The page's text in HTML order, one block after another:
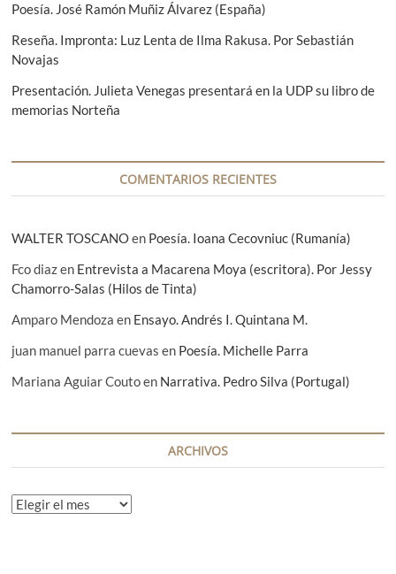
n
t
r
a
a
s
Poesía. José Ramón Muñiz Álvarez (España)
Reseña. Impronta: Luz Lenta de Ilma Rakusa. Por Sebastián
Novajas
Presentación. Julieta Venegas presentará en la UDP su libro de
memorias Norteña
COMENTARIOS RECIENTES
WALTER TOSCANOen Poesía. Ioana Cecovniuc (Rumanía)
Fco diazen Entrevista a Macarena Moya (escritora). Por Jessy
Chamorro-Salas (Hilos de Tinta)
Amparo Mendoza en Ensayo. Andrés I. Quintana M.
juan manuel parra cuevas en Poesía. Michelle Parra
Mariana Aguiar Coutoen Narrativa. Pedro Silva (Portugal)
ARCHIVOS
A